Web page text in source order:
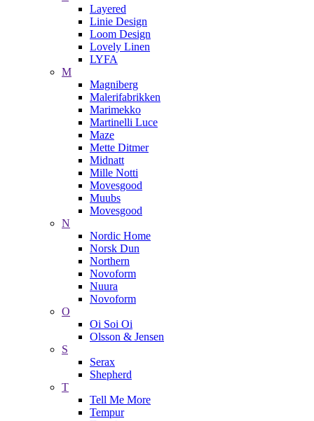
Layered
Linie Design
Loom Design
Lovely Linen
LYFA
M
Magniberg
Malerifabrikken
Marimekko
Martinelli Luce
Maze
Mette Ditmer
Midnatt
Mille Notti
Movesgood
Muubs
Movesgood
N
Nordic Home
Norsk Dun
Northern
Novoform
Nuura
Novoform
O
Oi Soi Oi
Olsson & Jensen
S
Serax
Shepherd
T
Tell Me More
Tempur